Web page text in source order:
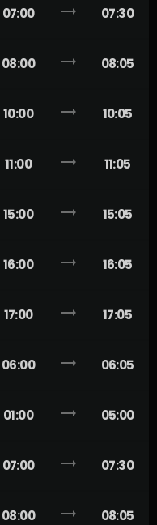
07:00 trending_flat 07:30
08:00 trending_flat 08:05
10:00 trending_flat 10:05
11:00 trending_flat 11:05
15:00 trending_flat 15:05
16:00 trending_flat 16:05
17:00 trending_flat 17:05
06:00 trending_flat 06:05
01:00 trending_flat 05:00
07:00 trending_flat 07:30
08:00 trending_flat 08:05